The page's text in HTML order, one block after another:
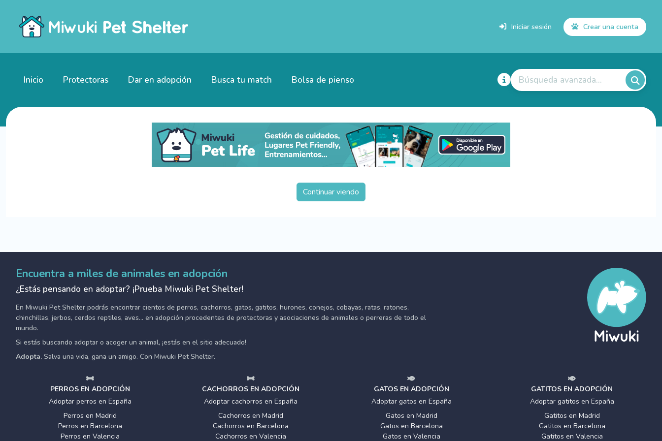
Iniciar sesión Crear una cuenta
Inicio Protectoras Dar en adopción Busca tu match Bolsa de pienso Búsqueda avanzada...
Continuar viendo
Encuentra a miles de animales en adopción
¿Estás pensando en adoptar? ¡Prueba Miwuki Pet Shelter!
En Miwuki Pet Shelter podrás encontrar cientos de perros, cachorros, gatos, gatitos, hurones, conejos, cobayas, ratas, ratones,
chinchillas, jerbos, cerdos reptiles, aves... en adopción procedentes de protectoras y asociaciones de animales o perreras de todo el
mundo.
Si estás buscando adoptar o acoger un animal, ¡estás en el sitio adecuado!
Adopta. Salva una vida, gana un amigo. Con Miwuki Pet Shelter.
PERROS EN ADOPCIÓN
Adoptar perros en España
Perros en Madrid
Perros en Barcelona
Perros en Valencia
CACHORROS EN ADOPCIÓN
Adoptar cachorros en España
Cachorros en Madrid
Cachorros en Barcelona
Cachorros en Valencia
GATOS EN ADOPCIÓN
Adoptar gatos en España
Gatos en Madrid
Gatos en Barcelona
Gatos en Valencia
GATITOS EN ADOPCIÓN
Adoptar gatitos en España
Gatitos en Madrid
Gatitos en Barcelona
Gatitos en Valencia